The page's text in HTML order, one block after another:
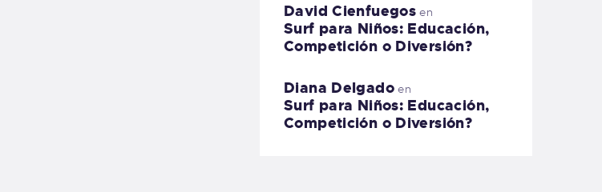
David Cienfuegos en
Surf para Niños: Educación,
Competición o Diversión?
Diana Delgadoen
Surf para Niños: Educación,
Competición o Diversión?